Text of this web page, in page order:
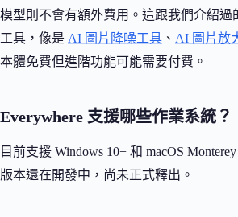
模型則不會有額外費用。這跟我們介紹過
工具，像是 AI 圖片降噪工具 、 AI 圖片放
本體免費但進階功能可能需要付費。
Everywhere 支援哪些作業系統？
目前支援 Windows 10+ 和 macOS
版本還在開發中，尚未正式釋出。